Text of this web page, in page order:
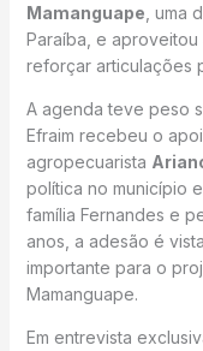
Mamanguape , uma
Paraíba, e aproveitou
reforçar articulações
A agenda teve peso
Efraim recebeu o
agropecuarista
política no município
família Fernandes e
anos, a adesão é
importante para o
Mamanguape.
Em entrevista